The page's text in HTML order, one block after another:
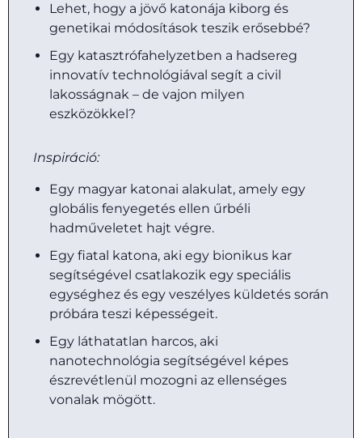
Lehet, hogy a jövő katonája kiborg és
genetikai módosítások teszik erősebbé?
Egy katasztrófahelyzetben a hadsereg
innovatív technológiával segít a civil
lakosságnak – de vajon milyen
eszközökkel?
Inspiráció:
Egy magyar katonai alakulat, amely egy
globális fenyegetés ellen űrbéli
hadműveletet hajt végre.
Egy fiatal katona, aki egy bionikus kar
segítségével csatlakozik egy speciális
egységhez és egy veszélyes küldetés során
próbára teszi képességeit.
Egy láthatatlan harcos, aki
nanotechnológia segítségével képes
észrevétlenül mozogni az ellenséges
vonalak mögött.